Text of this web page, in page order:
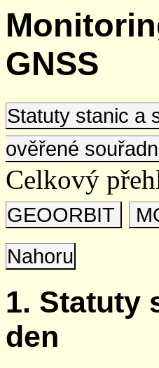
GNSS
Statuty stanic a
ověřené
Celkový
GEOORBIT
Nahoru
1. Statuty
den